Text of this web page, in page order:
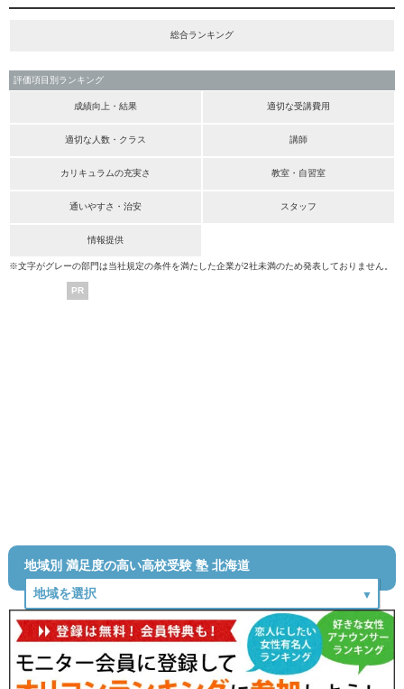
総合ランキング
評価項目別ランキング
成績向上・結果 適切な受講費用
適切な人数・クラス 講師
カリキュラムの充実さ 教室・自習室
通いやすさ・治安 スタッフ
情報提供
※文字がグレーの部門は当社規定の条件を満たした企業が2社未満のため発表しておりません。
PR
地域別 満足度の高い高校受験 塾 北海道